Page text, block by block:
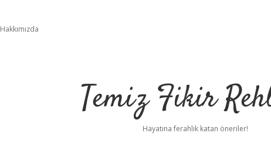
Hakkımızda
Temiz Fikir
Hayatına ferahlık katan öneriler!